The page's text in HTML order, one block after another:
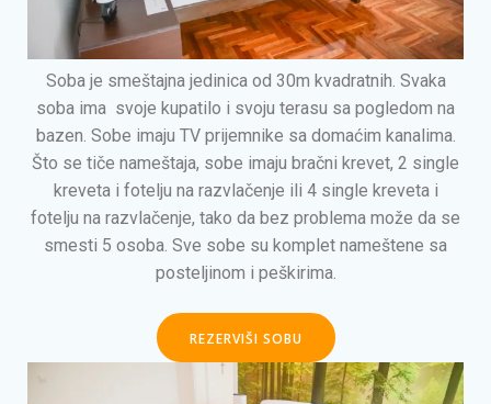
Soba je smeštajna jedinica od 30m kvadratnih. Svaka
soba ima svoje kupatilo i svoju terasu sa pogledom na
bazen. Sobe imaju TV prijemnike sa domaćim kanalima.
Što se tiče nameštaja, sobe imaju bračni krevet, 2 single
kreveta i fotelju na razvlačenje ili 4 single kreveta i
fotelju na razvlačenje, tako da bez problema može da se
smesti 5 osoba. Sve sobe su komplet nameštene sa
posteljinom i peškirima.
REZERVIŠI SOBU